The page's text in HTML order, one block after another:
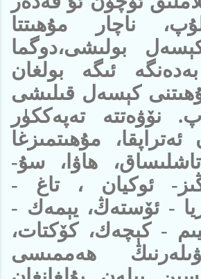
ناچار مۇھىتتا
بولىشى،دوگما
ئىگە بولغان
كېسەل قىلىشى
نۆۋەتتە تەپەككۈر
مۇھىتمىزغا
ھاۋا، سۇ-
ئوكيان ، تاغ -
- ئۆستەڭ، يېمەك -
- كېچەك، كۆكتات،
ھەممىسى